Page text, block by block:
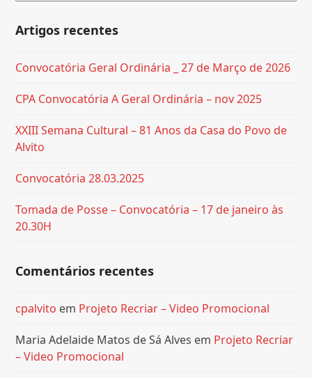
Artigos recentes
Convocatória Geral Ordinária _ 27 de Março de 2026
CPA Convocatória A Geral Ordinária – nov 2025
XXIII Semana Cultural – 81 Anos da Casa do Povo de
Alvito
Convocatória 28.03.2025
Tomada de Posse – Convocatória – 17 de janeiro às
20.30H
Comentários recentes
cpalvito em Projeto Recriar – Video Promocional
Maria Adelaide Matos de Sá Alves em Projeto Recriar
– Video Promocional